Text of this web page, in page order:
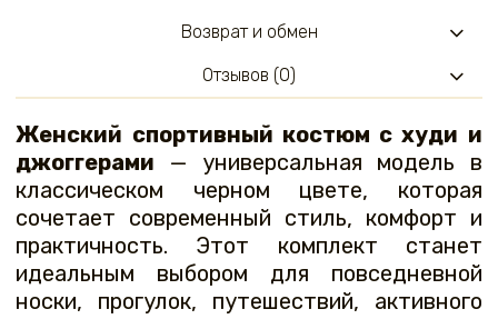
Женский спортивный костюм с худи и
джоггерами — универсальная модель в
классическом черном цвете, которая
сочетает современный стиль, комфорт и
практичность. Этот комплект станет
идеальным выбором для повседневной
носки, прогулок, путешествий, активного
Возврат и обмен
Отзывов (0)